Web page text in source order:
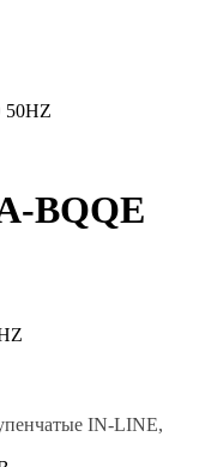
50HZ
BQQE
IN-LINE,